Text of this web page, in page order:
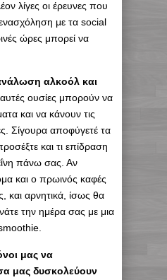
λίγες οι έρευνες που
ενασχόληση με τα social
ώρες μπορεί να
αλκοόλ και
ουσίες μπορούν να
και να κάνουν τις
Σίγουρα αποφύγετέ τα
και τι επίδραση
πάνω σας. Αν
και ο πρωινός καφές
και αρνητικά, ίσως θα
την ημέρα σας με μια
μας να
μας δυσκολεύουν